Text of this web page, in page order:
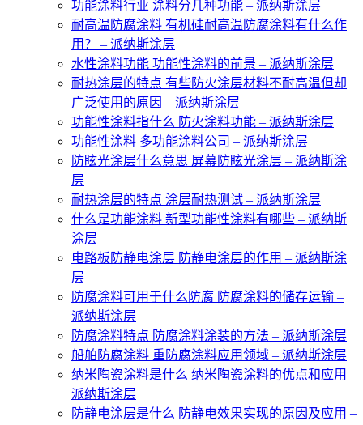
功能涂料行业 涂料分几种功能 – 派纳斯涂层
耐高温防腐涂料 有机硅耐高温防腐涂料有什么作
用？ – 派纳斯涂层
水性涂料功能 功能性涂料的前景 – 派纳斯涂层
耐热涂层的特点 有些防火涂层材料不耐高温但却
广泛使用的原因 – 派纳斯涂层
功能性涂料指什么 防火涂料功能 – 派纳斯涂层
功能性涂料 多功能涂料公司 – 派纳斯涂层
防眩光涂层什么意思 屏幕防眩光涂层 – 派纳斯涂
层
耐热涂层的特点 涂层耐热测试 – 派纳斯涂层
什么是功能涂料 新型功能性涂料有哪些 – 派纳斯
涂层
电路板防静电涂层 防静电涂层的作用 – 派纳斯涂
层
防腐涂料可用于什么防腐 防腐涂料的储存运输 –
派纳斯涂层
防腐涂料特点 防腐涂料涂装的方法 – 派纳斯涂层
船舶防腐涂料 重防腐涂料应用领域 – 派纳斯涂层
纳米陶瓷涂料是什么 纳米陶瓷涂料的优点和应用 –
派纳斯涂层
防静电涂层是什么 防静电效果实现的原因及应用 –